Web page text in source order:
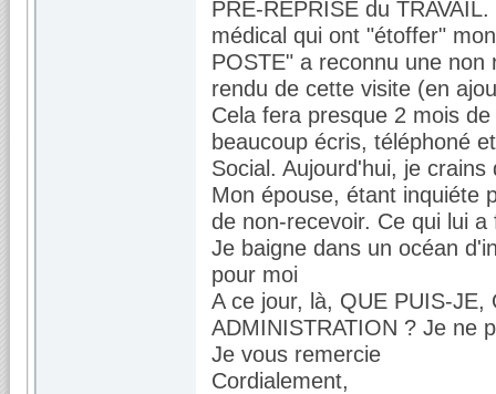
PRE-REPRISE du
médical qui ont "étoffer"
POSTE" a reconnu une
rendu de cette visite (en
Cela fera presque 2 mois
beaucoup écris, téléphoné
Social. Aujourd'hui, je
Mon épouse, étant inquiéte
de non-recevoir. Ce qui lui
Je baigne dans un océan
pour moi
A ce jour, là, QUE PUIS-JE,
ADMINISTRATION ? Je ne
Je vous remercie
Cordialement,